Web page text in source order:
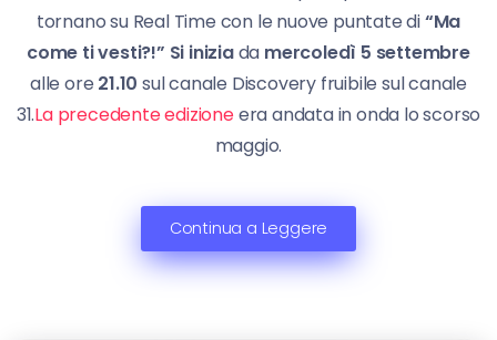
tornano su Real Time con le nuove puntate di“Ma
come ti vesti?!” Si iniziada mercoledì 5 settembre
alle ore 21.10 sul canale Discovery fruibile sul canale
31.La precedente edizioneera andata in onda lo scorso
maggio.
Continua a Leggere